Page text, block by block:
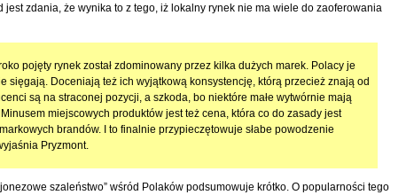
jest zdania, że wynika to z tego, iż lokalny rynek nie ma wiele do zaoferowania
pojęty rynek został zdominowany przez kilka dużych marek. Polacy je
sięgają. Doceniają też ich wyjątkową konsystencję, którą przecież znają od
są na straconej pozycji, a szkoda, bo niektóre małe wytwórnie mają
miejscowych produktów jest też cena, która co do zasady jest
brandów. I to finalnie przypieczętowuje słabe powodzenie
Pryzmont.
szaleństwo” wśród Polaków podsumowuje krótko. O popularności tego